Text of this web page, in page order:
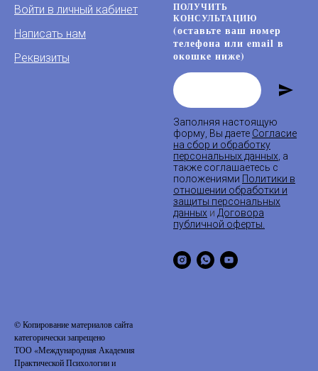
Войти в личный кабинет
Написать нам
Реквизиты
ПОЛУЧИТЬ
КОНСУЛЬТАЦИЮ
(оставьте ваш номер
телефона или email в
окошке ниже)
Заполняя настоящую
форму, Вы даете Согласие
на сбор и обработку
персональных данных, а
также соглашаетесь с
положениями Политики в
отношении обработки и
защиты персональных
данных и Договора
публичной оферты.
© Копирование материалов сайта
категорически запрещено
ТОО «Международная Академия
Практической Психологии и